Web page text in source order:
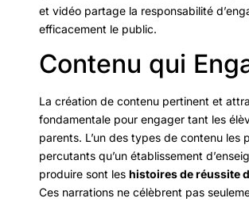
et vidéo partage la responsabilité
efficacement le public.
Contenu qui
La création de contenu pertinent et
fondamentale pour engager tant les
parents. L’un des types de contenu les
percutants qu’un établissement
produire sont les histoires de réussite
Ces narrations ne célèbrent pas